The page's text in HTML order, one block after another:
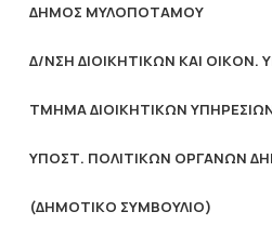
ΔΗΜΟΣ ΜΥΛΟΠΟΤΑΜΟΥ
Δ/ΝΣΗ ΔΙΟΙΚΗΤΙΚΩΝ ΚΑΙ ΟΙΚΟΝ.
ΤΜΗΜΑ ΔΙΟΙΚΗΤΙΚΩΝ
ΥΠΟΣΤ. ΠΟΛΙΤΙΚΩΝ ΟΡΓΑΝΩΝ
(ΔΗΜΟΤΙΚΟ ΣΥΜΒΟΥΛΙΟ)